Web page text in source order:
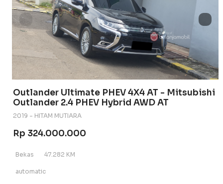
Outlander Ultimate PHEV 4X4 AT - Mitsubishi
Outlander 2.4 PHEV Hybrid AWD AT
2019 - HITAM MUTIARA
Rp 324.000.000
Bekas 47.282 KM
automatic